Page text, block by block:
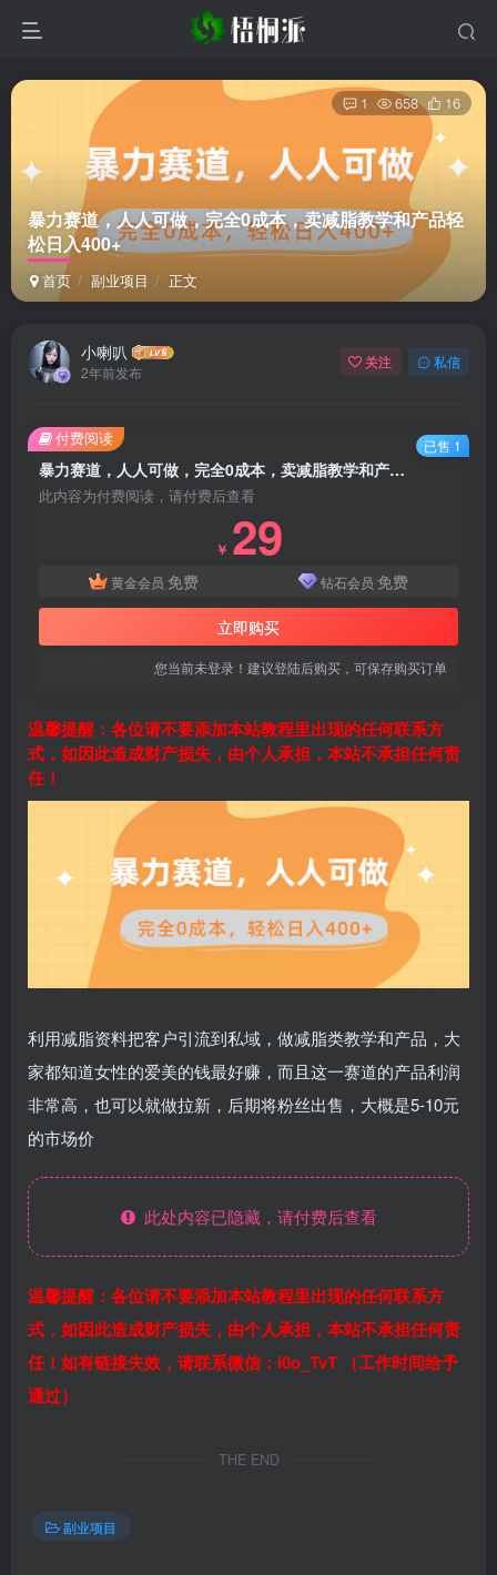
暴力赛道，人人可做，完全0成本，卖减脂教学和产品轻
松日入400+
首页 副业项目 正文
1 658 16
小喇叭
2年前发布
关注 私信
暴力赛道，人人可做，完全0成本，卖减脂教学和产品轻松日入400+
此内容为付费阅读，请付费后查看
￥ 29
黄金会员 免费 钻石会员 免费
立即购买
您当前未登录！建议登陆后购买，可保存购买订单
付费阅读 已售 1
温馨提醒：各位请不要添加本站教程里出现的任何联系方
式，如因此造成财产损失，由个人承担，本站不承担任何责
任！
利用减脂资料把客户引流到私域，做减脂类教学和产品，大
家都知道女性的爱美的钱最好赚，而且这一赛道的产品利润
非常高，也可以就做拉新，后期将粉丝出售，大概是5-10元
的市场价
此处内容已隐藏，请付费后查看
温馨提醒：各位请不要添加本站教程里出现的任何联系方
式，如因此造成财产损失，由个人承担，本站不承担任何责
任！如有链接失效，请联系微信：i0o_TvT （工作时间给予
通过）
THE END
副业项目